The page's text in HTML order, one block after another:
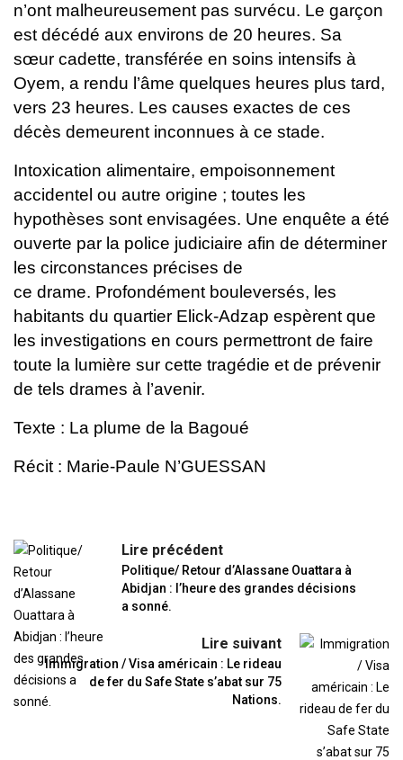
n’ont malheureusement pas survécu. Le garçon
est décédé aux environs de 20 heures. Sa
sœur cadette, transférée en soins intensifs à
Oyem, a rendu l’âme quelques heures plus tard,
vers 23 heures. Les causes exactes de ces
décès demeurent inconnues à ce stade.
Intoxication alimentaire, empoisonnement
accidentel ou autre origine ; toutes les
hypothèses sont envisagées. Une enquête a été
ouverte par la police judiciaire afin de déterminer
les circonstances précises de
ce drame. Profondément bouleversés, les
habitants du quartier Elick-Adzap espèrent que
les investigations en cours permettront de faire
toute la lumière sur cette tragédie et de prévenir
de tels drames à l’avenir.
Texte : La plume de la Bagoué
Récit : Marie-Paule N’GUESSAN
Lire précédent
Politique/ Retour d’Alassane Ouattara à
Abidjan : l’heure des grandes décisions
a sonné.
Lire suivant
Immigration / Visa américain : Le rideau
de fer du Safe State s’abat sur 75
Nations.